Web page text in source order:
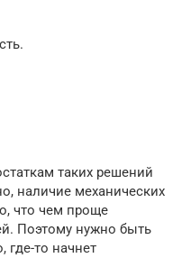
таких решений
наличие механических
что чем проще
Поэтому нужно быть
где-то начнет